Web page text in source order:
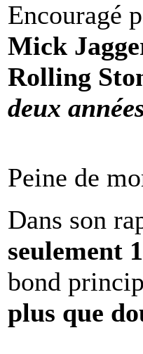
Encouragé
Mick
Rolling
deux
Peine de
Dans son
seulement
bond
plus que